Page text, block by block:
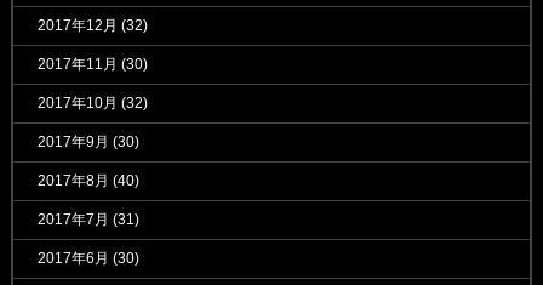
2017年12月 (32)
2017年11月 (30)
2017年10月 (32)
2017年9月 (30)
2017年8月 (40)
2017年7月 (31)
2017年6月 (30)